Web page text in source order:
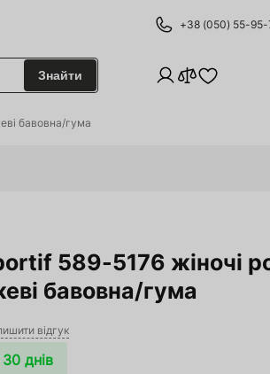
+38 (050) 55-95-
Знайти
бавовна/гума
589-5176 жіночі
бавовна/гума
відгук
днів